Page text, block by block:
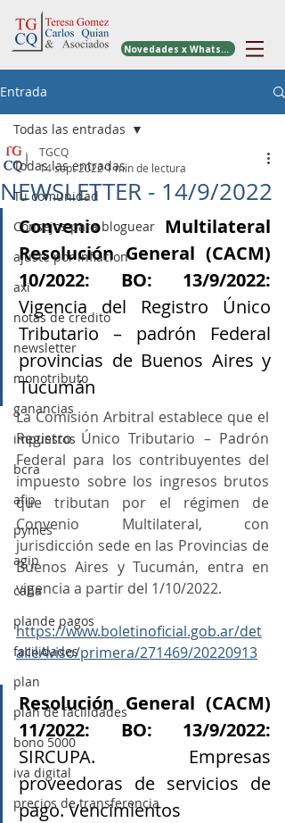
Novedades x WhatsApp
Entrada
Todas las entradas
Tu comunidad
Consejos para bloguear
ajuste por inflacion
axi
notas de credito
newsletter
monotributo
ganancias
impuestos
bcra
afip
pymes
agip
caba
plande pagos
facilidades
plan
plan de facilidades
bono 5000
iva digital
precios de transferencia
Todas las entradas
NEWSLETTER - 14/9/2022
TGCQ
14 sept 20221 min de lectura
Convenio Multilateral
Resolución General (CACM)
Vigencia del Registro Único
Tributario – padrón Federal
provincias de Buenos Aires y
Tucumán
La Comisión Arbitral establece que el
Registro Único Tributario – Padrón
Federal para los contribuyentes del
impuesto sobre los ingresos brutos
que tributan por el régimen de
Convenio Multilateral, con
jurisdicción sede en las Provincias de
Buenos Aires y Tucumán, entra en
vigencia a partir del 1/10/2022.
https://www.boletinoficial.gob.ar/det
alleAviso/primera/271469/20220913
Resolución General (CACM)
SIRCUPA. Empresas
proveedoras de servicios de
pago. Vencimientos